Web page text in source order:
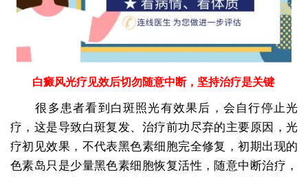
白癜风光疗见效后切勿随意中断，坚持治疗是关键
很多患者看到白斑照光有效果后，会自行停止光
疗，这是导致白斑复发、治疗前功尽弃的主要原因，光
疗初见效果，不代表黑色素细胞完全修复，初期出现的
色素岛只是少量黑色素细胞恢复活性，随意中断治疗，